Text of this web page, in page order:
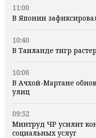
11:00
В Японии
10:40
В Таиланде тигр
10:06
В Ачхой-Мартане
улиц
09:52
Минтруд ЧР усилит
социальных услуг